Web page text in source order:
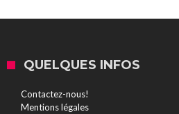
QUELQUES INFOS
Contactez-nous!
Mentions légales